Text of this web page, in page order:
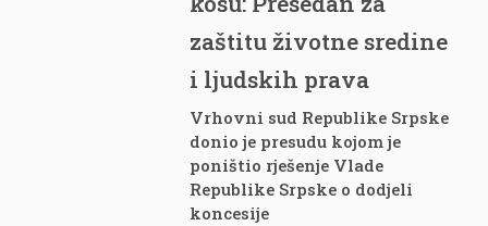
zaštitu životne sredine
i ljudskih prava
Vrhovni sud Republike Srpske
donio je presudu kojom je
poništio rješenje Vlade
Republike Srpske o dodjeli
koncesije